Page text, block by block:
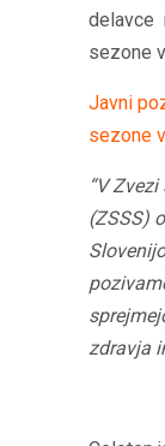
delavce
sezone
Javni
sezone
“V
(ZSSS)
zdravja